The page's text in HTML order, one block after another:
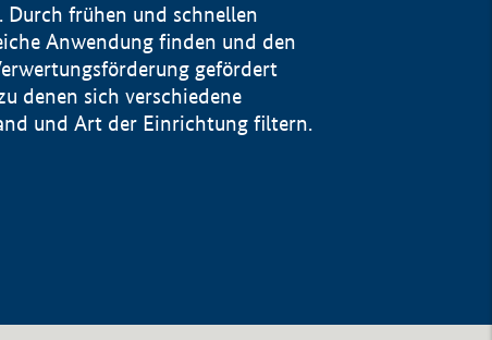
frühen und schnellen
Anwendung finden und den
gefördert
denen sich verschiedene
und Art der Einrichtung filtern.